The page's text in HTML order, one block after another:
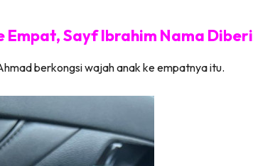
Empat, Sayf Ibrahim Nama Diberi
berkongsi wajah anak ke empatnya itu.